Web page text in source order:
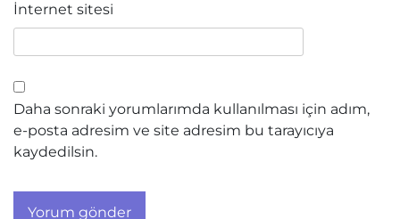
İnternet sitesi
Daha sonraki yorumlarımda kullanılması için adım,
e-posta adresim ve site adresim bu tarayıcıya
kaydedilsin.